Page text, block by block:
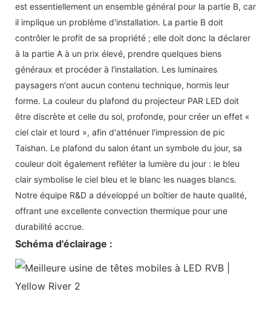
est essentiellement un ensemble général pour la partie B, car
il implique un problème d'installation. La partie B doit
contrôler le profit de sa propriété ; elle doit donc la déclarer
à la partie A à un prix élevé, prendre quelques biens
généraux et procéder à l'installation. Les luminaires
paysagers n'ont aucun contenu technique, hormis leur
forme. La couleur du plafond du projecteur PAR LED doit
être discrète et celle du sol, profonde, pour créer un effet «
ciel clair et lourd », afin d'atténuer l'impression de pic
Taishan. Le plafond du salon étant un symbole du jour, sa
couleur doit également refléter la lumière du jour : le bleu
clair symbolise le ciel bleu et le blanc les nuages ​​blancs.
Notre équipe R&D a développé un boîtier de haute qualité,
offrant une excellente convection thermique pour une
durabilité accrue.
Schéma d'éclairage :